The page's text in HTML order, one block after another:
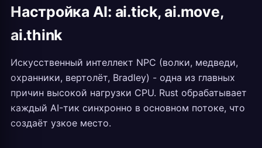
Настройка AI: ai.tick, ai.move,
ai.think
Искусственный интеллект NPC (волки, медведи,
охранники, вертолёт, Bradley) - одна из главных
причин высокой нагрузки CPU. Rust обрабатывает
каждый AI-тик синхронно в основном потоке, что
создаёт узкое место.